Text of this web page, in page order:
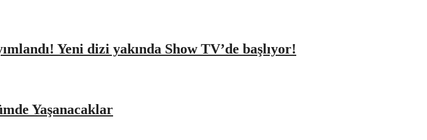
Yeni dizi yakında Show TV’de başlıyor!
Yaşanacaklar